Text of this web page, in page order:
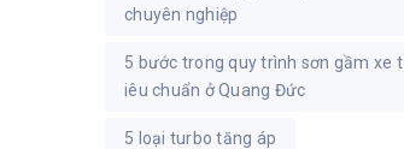
chuyên nghiệp
5 bước trong quy trình sơn gầm xe t
iêu chuẩn ở Quang Đức
5 loại turbo tăng áp